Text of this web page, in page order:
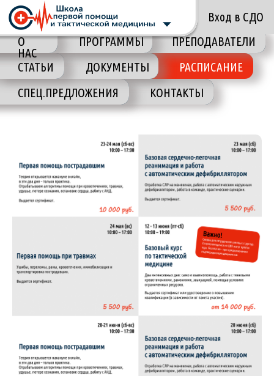
КОНТАКТЫ
КОНТАКТЫ
РАСПИСАНИЕ
РАСПИСАНИЕ
СПЕЦ.ПРЕДЛОЖЕНИЯ
СПЕЦ.ПРЕДЛОЖЕНИЯ
ДОКУМЕНТЫ
ДОКУМЕНТЫ
СТАТЬИ
СТАТЬИ
ПРЕПОДАВАТЕЛИ
ПРЕПОДАВАТЕЛИ
ПРОГРАММЫ
ПРОГРАММЫ
О НАС
О
НАС